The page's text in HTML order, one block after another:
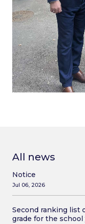
All news
Notice
Jul 06, 2026
Second ranking list
grade for the school